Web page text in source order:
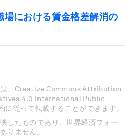
場における賃金格差解消の
は、Creative Commons Attribution-
4.0 International Public
従って転載することができます。
したものであり、世界経済フォー
りません。